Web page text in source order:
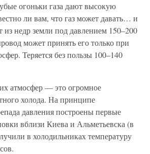
огоньки газа дают высокую
ли вам, что газ может давать… и
из недр земли под давлением 150–200
может принять его только при
Теряется без пользы 100–140
атмосфер — это огромное
холода. На принципе
давления построены первые
вблизи Киева и Альметьевска (в
в холодильниках температуру